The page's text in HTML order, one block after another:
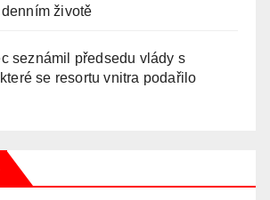
životě
seznámil předsedu vlády s
se resortu vnitra podařilo